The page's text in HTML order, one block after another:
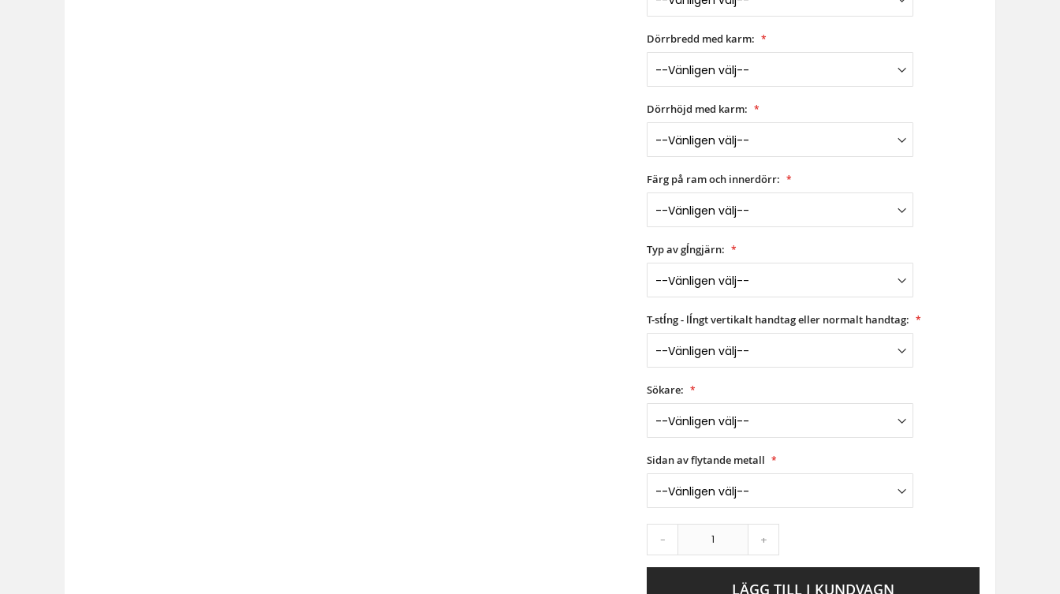
Dörrbredd med karm:
Dörrhöjd med karm:
Färg på ram och innerdörr:
Typ av gĺngjärn:
T-stĺng - lĺngt vertikalt handtag eller normalt handtag:
Sökare:
Sidan av flytande metall
- +
LÄGG TILL I KUNDVAGN